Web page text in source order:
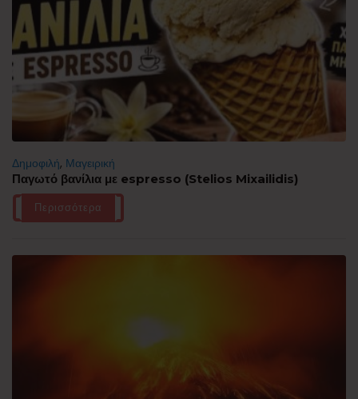
Δημοφιλή, Μαγειρική
Παγωτό βανίλια με espresso (Stelios Mixailidis)
Περισσότερα